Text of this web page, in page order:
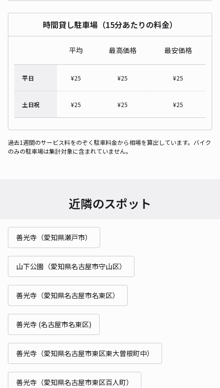
時間貸し駐車場（15分あたりの料金）
平均 最高価格 最安価格
平日 ¥25 ¥25 ¥25
土日祝 ¥25 ¥25 ¥25
過去1週間のサービス料をのぞく駐車料金から相場を算出しています。バイク
のみの駐車場は集計対象に含まれていません。
近隣のスポット
善光寺（愛知県瀬戸市）
山下公園（愛知県名古屋市守山区）
善光寺（愛知県名古屋市名東区）
善光寺 (名古屋市名東区)
善光寺（愛知県名古屋市東区東大曽根町中）
善光寺（愛知県名古屋市東区百人町）